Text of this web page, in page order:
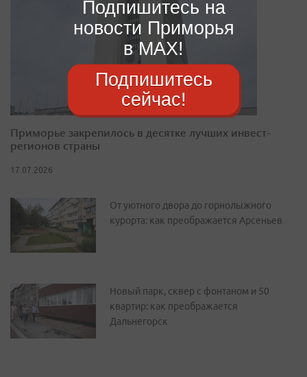
Приморье закрепилось в десятке лучших инвест-
регионов страны
17.07.2026
От уютного двора до горнолыжного
курорта: как преображается Арсеньев
Новый парк, сквер с фонтаном и 50
квартир: как преображается
Дальнегорск
Подпишитесь на
новости Приморья
в MAX!
Подпишитесь
сейчас!